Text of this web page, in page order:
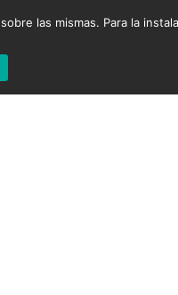
las mismas. Para la